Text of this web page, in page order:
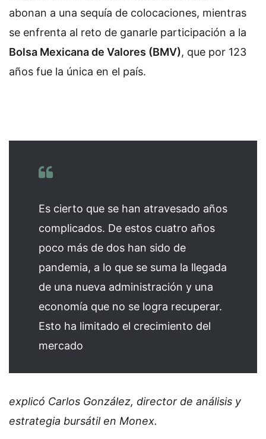
abonan a una sequía de colocaciones, mientras
se enfrenta al reto de ganarle participación a la
Bolsa Mexicana de Valores (BMV), que por 123
años fue la única en el país.
Es cierto que se han atravesado años
complicados. De estos cuatro años
poco más de dos han sido de
pandemia, a lo que se suma la llegada
de una nueva administración y una
economía que no se logra recuperar.
Esto ha limitado el crecimiento del
mercado
explicó Carlos González, director de análisis y
estrategia bursátil en Monex.